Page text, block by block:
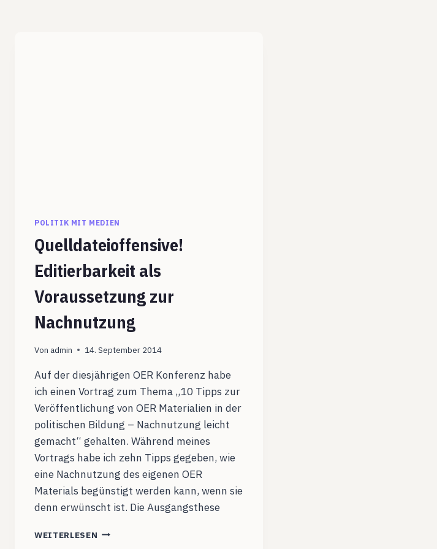
POLITIK MIT MEDIEN
Quelldateioffensive!
Editierbarkeit als
Voraussetzung zur
Nachnutzung
Von admin 14. September 2014
Auf der diesjährigen OER Konferenz habe
ich einen Vortrag zum Thema „10 Tipps zur
Veröffentlichung von OER Materialien in der
politischen Bildung – Nachnutzung leicht
gemacht“ gehalten. Während meines
Vortrags habe ich zehn Tipps gegeben, wie
eine Nachnutzung des eigenen OER
Materials begünstigt werden kann, wenn sie
denn erwünscht ist. Die Ausgangsthese
WEITERLESEN QUELLDATEIOFFENSIVE!